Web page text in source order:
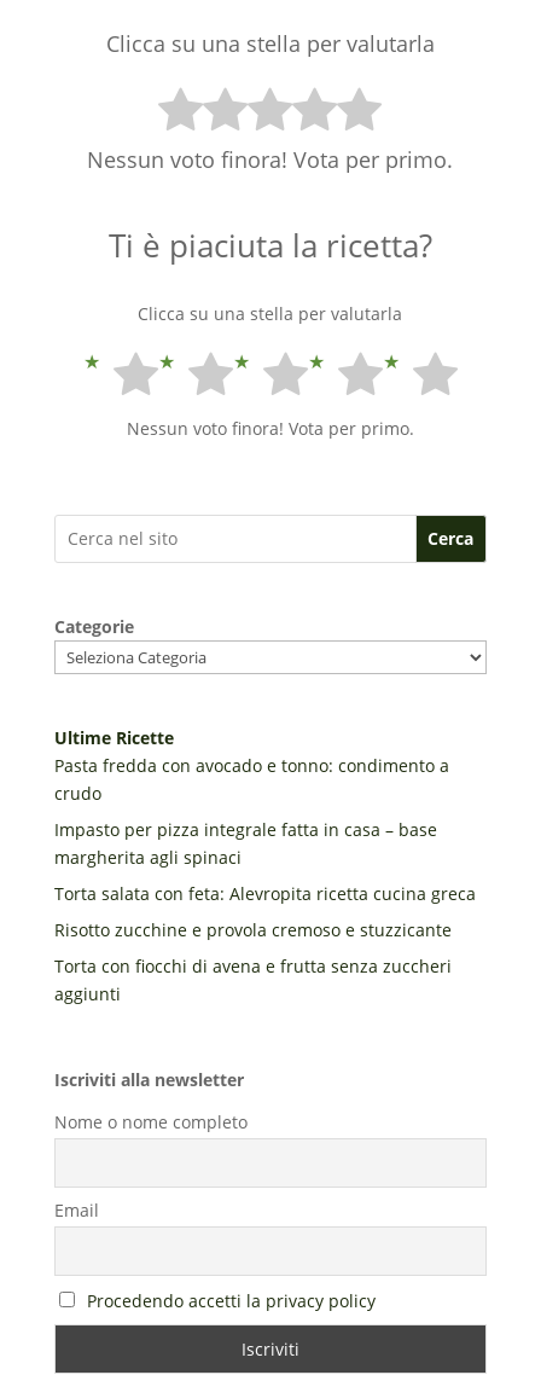
Clicca su una stella per valutarla
Nessun voto finora! Vota per primo.
Ti è piaciuta la ricetta?
Clicca su una stella per valutarla
Nessun voto finora! Vota per primo.
Cerca
Categorie
Ultime Ricette
Pasta fredda con avocado e tonno: condimento a
crudo
Impasto per pizza integrale fatta in casa – base
margherita agli spinaci
Torta salata con feta: Alevropita ricetta cucina greca
Risotto zucchine e provola cremoso e stuzzicante
Torta con fiocchi di avena e frutta senza zuccheri
aggiunti
Iscriviti alla newsletter
Nome o nome completo
Email
Procedendo accetti la privacy policy